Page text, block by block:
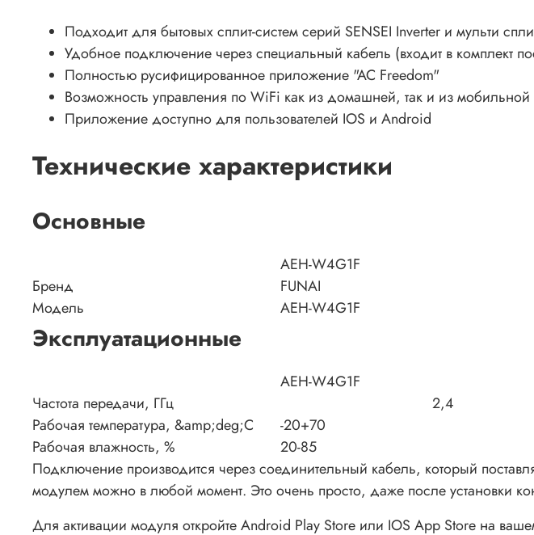
Подходит для бытовых сплит-систем серий SENSEI Inverter и мульти
Удобное подключение через специальный кабель (входит в комплект
Полностью русифицированное приложение "AC Freedom"
Возможность управления по WiFi как из домашней, так и из мобильной
Приложение доступно для пользователей IOS и Android
Технические характеристики
Основные
AEH-W4G1F
Бренд
FUNAI
Модель
AEH-W4G1F
Эксплуатационные
AEH-W4G1F
Частота передачи, ГГц
2,4
Рабочая температура, &amp;deg;C
-20+70
Рабочая влажность, %
20-85
Подключение производится через соединительный кабель, который
модулем можно в любой момент. Это очень просто, даже после установки
Для активации модуля откройте Android Play Store или IOS App Store на